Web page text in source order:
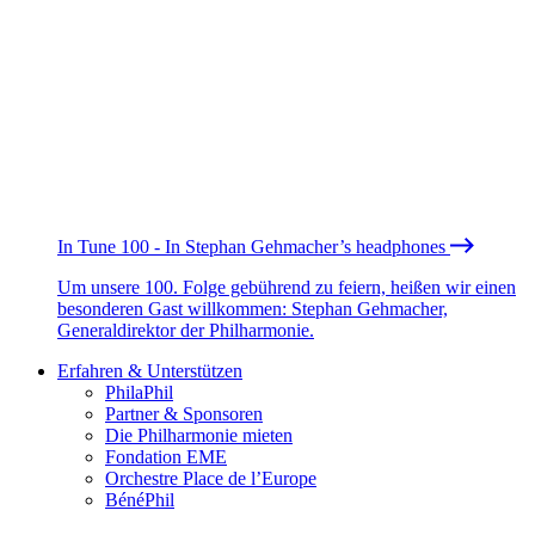
In Tune 100 - In Stephan Gehmacher’s headphones
Um unsere 100. Folge gebührend zu feiern, heißen wir einen
besonderen Gast willkommen: Stephan Gehmacher,
Generaldirektor der Philharmonie.
Erfahren & Unterstützen
PhilaPhil
Partner & Sponsoren
Die Philharmonie mieten
Fondation EME
Orchestre Place de l’Europe
BénéPhil